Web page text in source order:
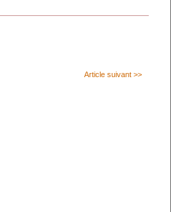
Article suivant >>